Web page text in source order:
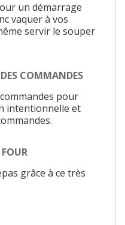
un démarrage
vaquer à vos
servir le souper
COMMANDES
pour
intentionnelle et
grâce à ce très